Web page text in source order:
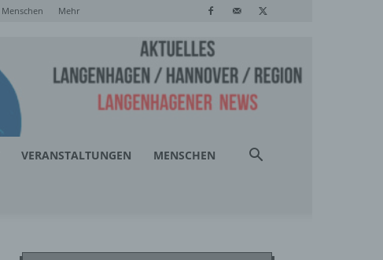
Menschen Mehr
VERANSTALTUNGEN MENSCHEN